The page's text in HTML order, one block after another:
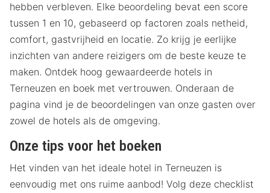
hebben verbleven. Elke beoordeling bevat een score
tussen 1 en 10, gebaseerd op factoren zoals netheid,
comfort, gastvrijheid en locatie. Zo krijg je eerlijke
inzichten van andere reizigers om de beste keuze te
maken. Ontdek hoog gewaardeerde hotels in
Terneuzen en boek met vertrouwen. Onderaan de
pagina vind je de beoordelingen van onze gasten over
zowel de hotels als de omgeving.
Onze tips voor het boeken
Het vinden van het ideale hotel in Terneuzen is
eenvoudig met ons ruime aanbod! Volg deze checklist